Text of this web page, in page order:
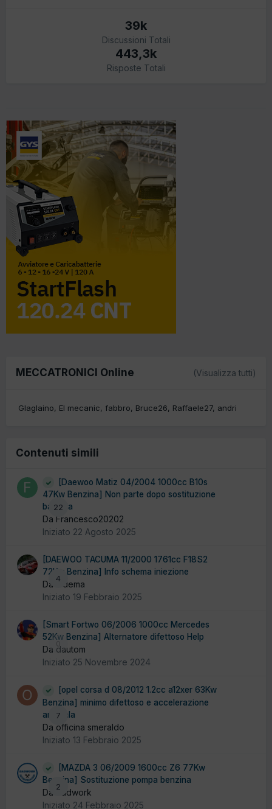
39k
Discussioni Totali
443,3k
Risposte Totali
MECCATRONICI Online (Visualizza tutti)
Glaglaino El mecanic fabbro Bruce26 Raffaele27 andri
Contenuti simili
22
[Daewoo Matiz 04/2004 1000cc B10s
47Kw Benzina] Non parte dopo sostituzione
batteria
Da Francesco20202
Iniziato 22 Agosto 2025
4
[DAEWOO TACUMA 11/2000 1761cc F18S2
72Kw Benzina] Info schema iniezione
Da ludema
Iniziato 19 Febbraio 2025
0
[Smart Fortwo 06/2006 1000cc Mercedes
52Kw Benzina] Alternatore difettoso Help
Da dautom
Iniziato 25 Novembre 2024
7
[opel corsa d 08/2012 1.2cc a12xer 63Kw
Benzina] minimo difettoso e accelerazione
anomala
Da officina smeraldo
Iniziato 13 Febbraio 2025
2
[MAZDA 3 06/2009 1600cc Z6 77Kw
Benzina] Sostituzione pompa benzina
Da badwork
Iniziato 24 Febbraio 2025